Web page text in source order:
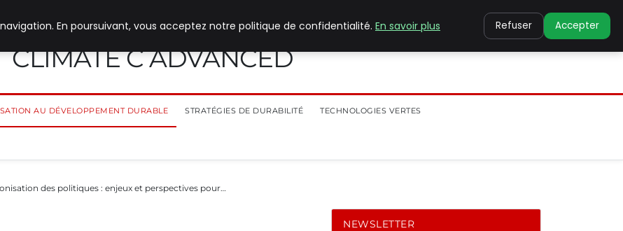
CLIMATE C ADVANCED
AU DÉVELOPPEMENT DURABLE STRATÉGIES DE DURABILITÉ TECHNOLOGIES VERTES
des politiques : enjeux et perspectives pour…
NEWSLETTER
En poursuivant, vous acceptez notre politique de confidentialité. En savoir plus Refuser Accepter